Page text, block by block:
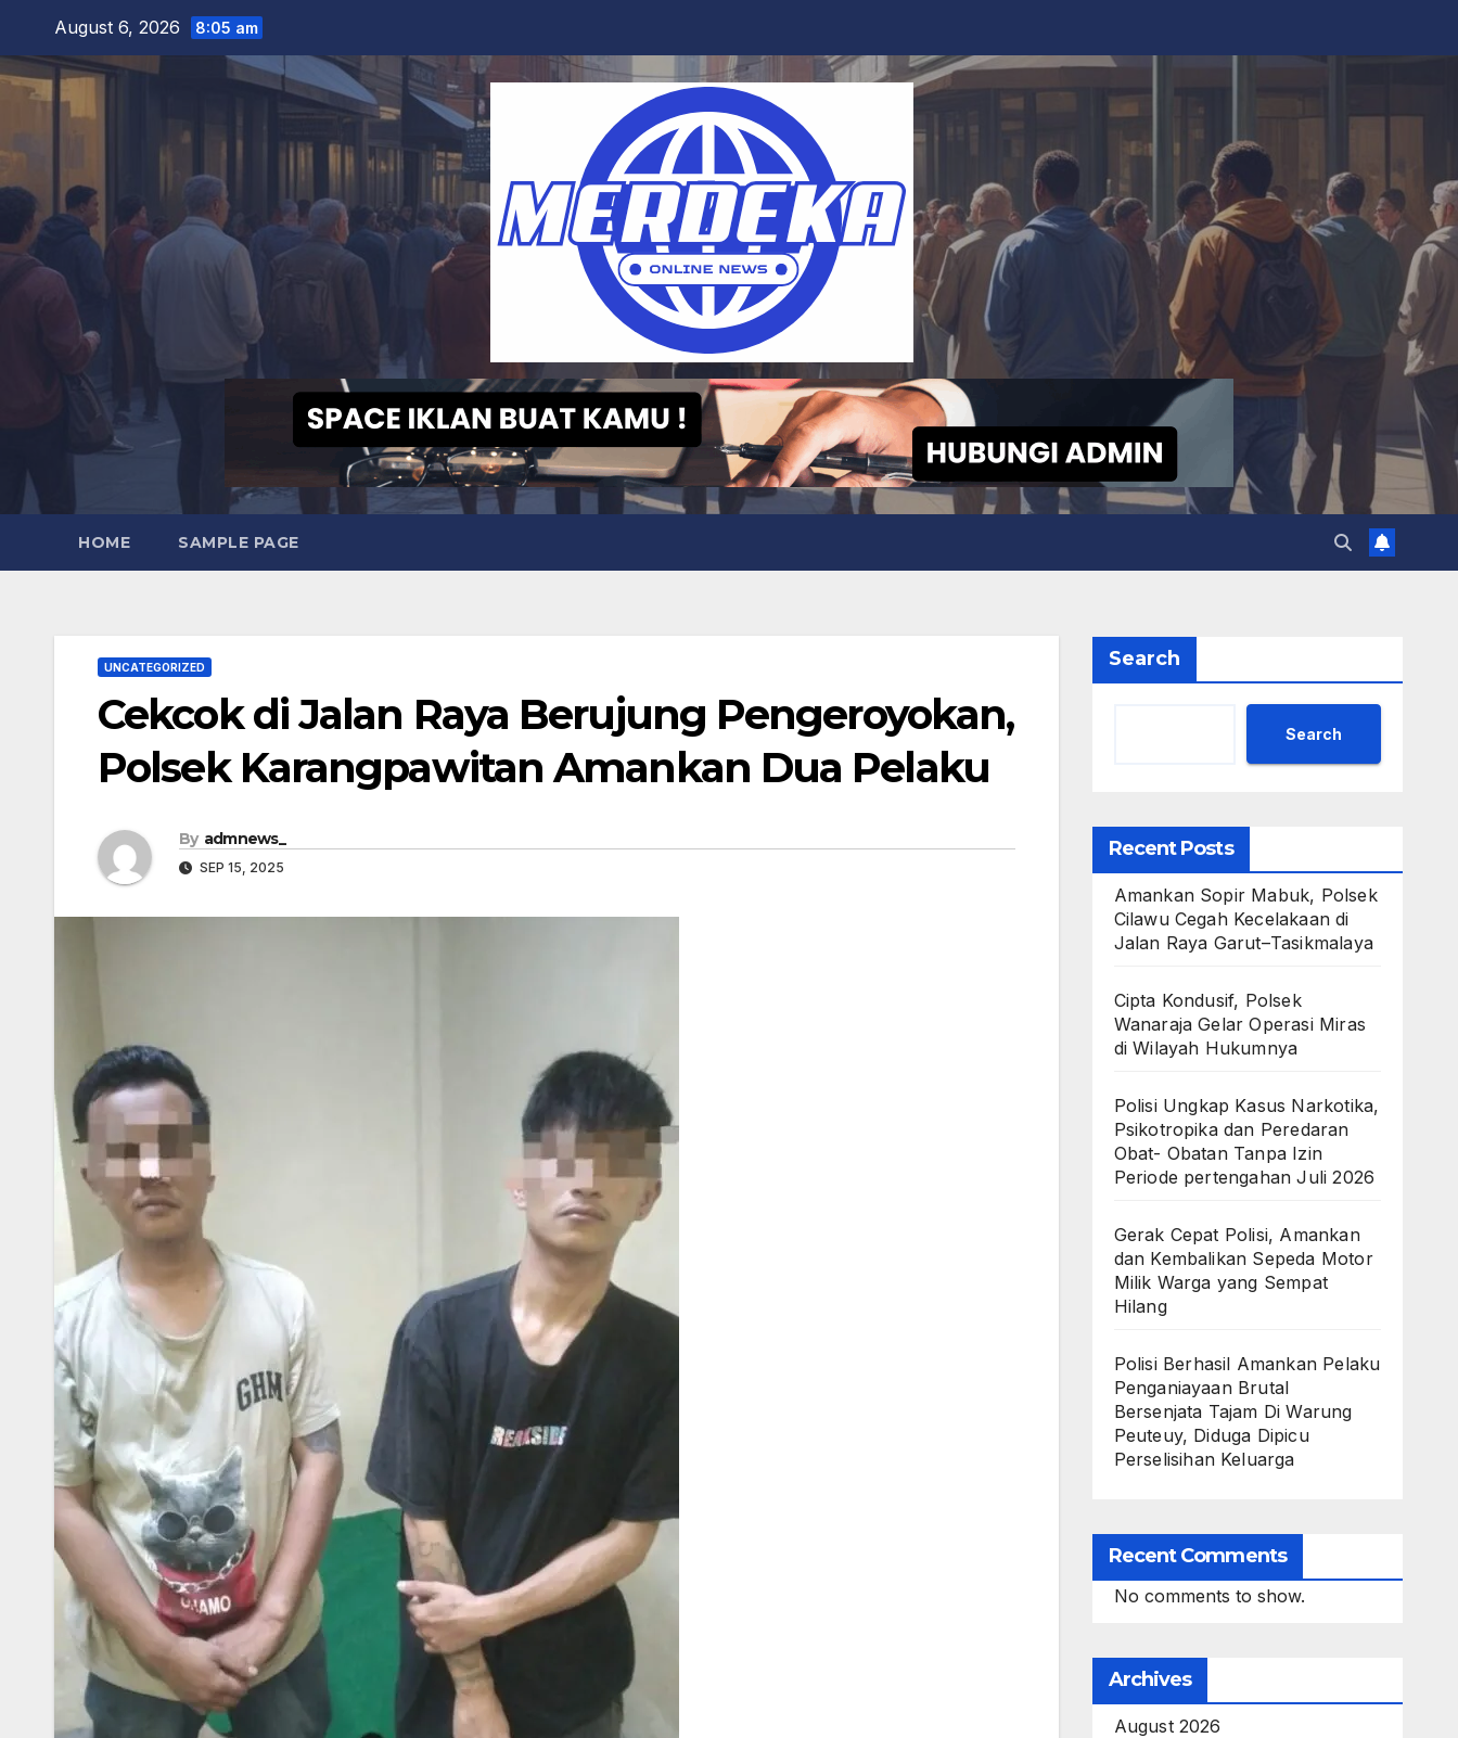
content
August 6, 2026 8:05 am
HOME SAMPLE PAGE
UNCATEGORIZED
Cekcok di Jalan Raya Berujung Pengeroyokan,
Polsek Karangpawitan Amankan Dua Pelaku
By admnews_
SEP 15, 2025
Search
Search
Recent Posts
Amankan Sopir Mabuk, Polsek
Cilawu Cegah Kecelakaan di
Jalan Raya Garut–Tasikmalaya
Cipta Kondusif, Polsek
Wanaraja Gelar Operasi Miras
di Wilayah Hukumnya
Polisi Ungkap Kasus Narkotika,
Psikotropika dan Peredaran
Obat- Obatan Tanpa Izin
Periode pertengahan Juli 2026
Gerak Cepat Polisi, Amankan
dan Kembalikan Sepeda Motor
Milik Warga yang Sempat
Hilang
Polisi Berhasil Amankan Pelaku
Penganiayaan Brutal
Bersenjata Tajam Di Warung
Peuteuy, Diduga Dipicu
Perselisihan Keluarga
Recent Comments
No comments to show.
Archives
August 2026